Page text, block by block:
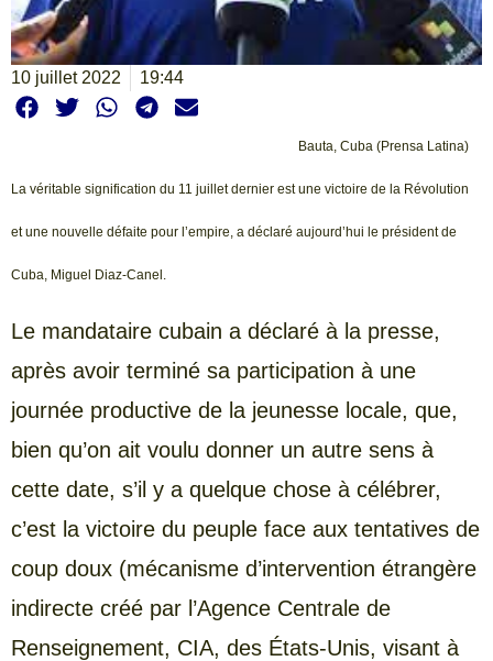
10 juillet 2022 19:44
Bauta, Cuba (Prensa Latina)
La véritable signification du 11 juillet dernier est une victoire de la Révolution
et une nouvelle défaite pour l’empire, a déclaré aujourd’hui le président de
Cuba, Miguel Diaz-Canel.
Le mandataire cubain a déclaré à la presse,
après avoir terminé sa participation à une
journée productive de la jeunesse locale, que,
bien qu’on ait voulu donner un autre sens à
cette date, s’il y a quelque chose à célébrer,
c’est la victoire du peuple face aux tentatives de
coup doux (mécanisme d’intervention étrangère
indirecte créé par l’Agence Centrale de
Renseignement, CIA, des États-Unis, visant à